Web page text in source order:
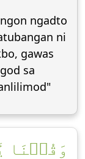
ngadto
ni
gawas
sa
وَقُلۡنَا